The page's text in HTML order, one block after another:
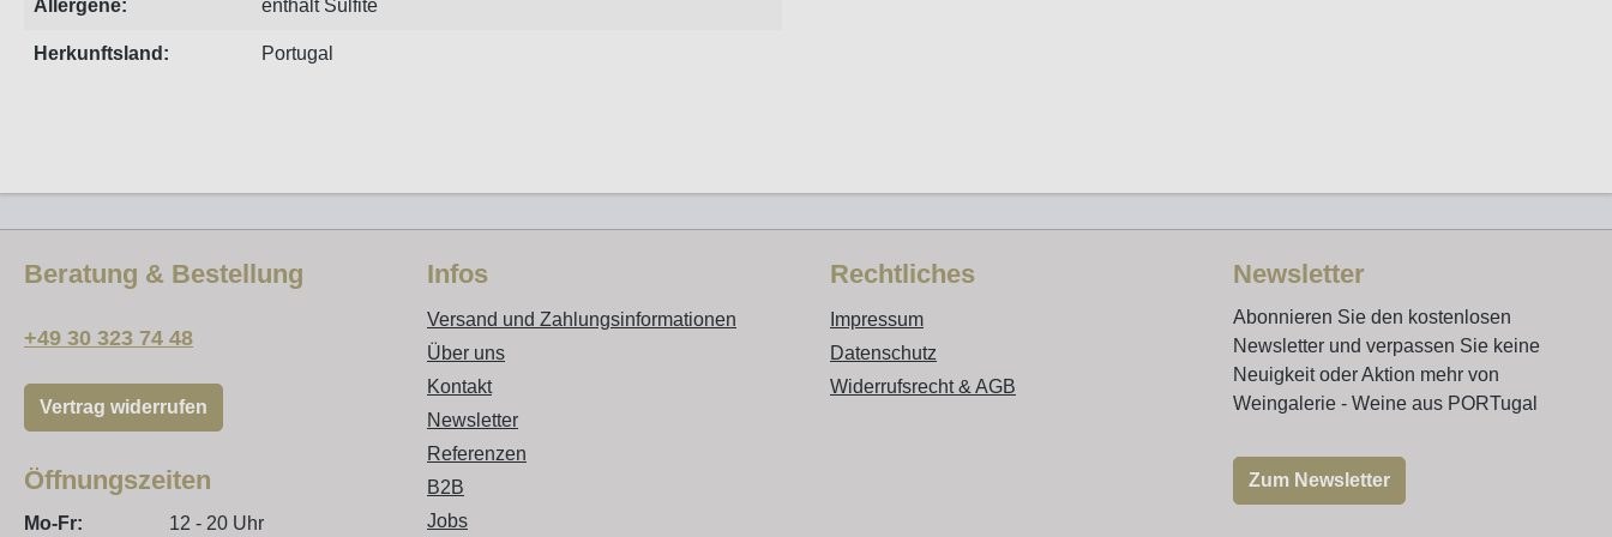
Allergene: enthält Sulfite
Herkunftsland: Portugal
Beratung & Bestellung
+49 30 323 74 48
Vertrag widerrufen
Öffnungszeiten
Mo-Fr: 12 - 20 Uhr
Infos
Versand und Zahlungsinformationen
Über uns
Kontakt
Newsletter
Referenzen
B2B
Jobs
Rechtliches
Impressum
Datenschutz
Widerrufsrecht & AGB
Newsletter
Abonnieren Sie den kostenlosen
Newsletter und verpassen Sie keine
Neuigkeit oder Aktion mehr von
Weingalerie - Weine aus PORTugal
Zum Newsletter